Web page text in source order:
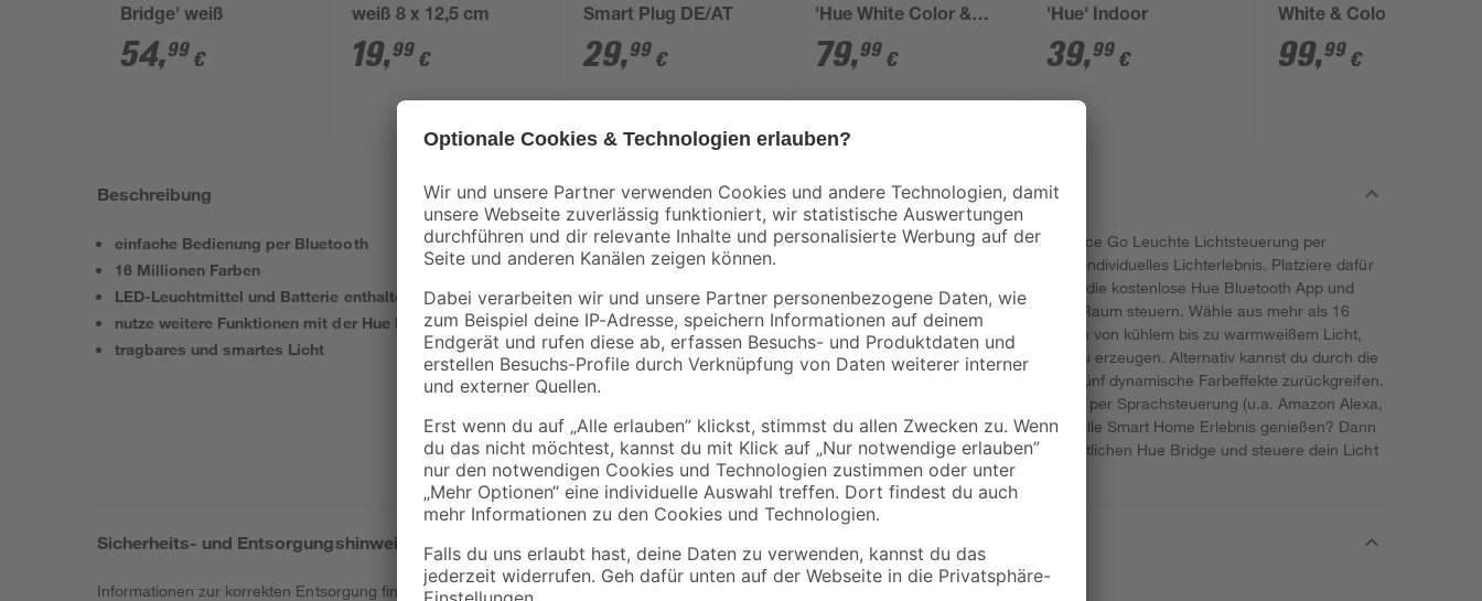
Bridge' weiß
54,99 €
weiß 8 x 12,5 cm
19,99 €
Smart Plug DE/AT
29,99 €
'Hue White Color &
Ambiance' Basis 2 m
1600 lm inkl. Netzteil
79,99 €
'Hue' Indoor
39,99 €
White & Color
Ambiance' Iris, weiß
99,99 €
Beschreibung
einfache Bedienung per Bluetooth
16 Millionen Farben
LED-Leuchtmittel und Batterie enthalten
nutze weitere Funktionen mit der Hue Bridge
tragbares und smartes Licht
Erlebe mit der Philips Hue White & Color Ambiance Go Leuchte Lichtsteuerung per
Knopfdruck und kreiere im Handumdrehen dein individuelles Lichterlebnis. Platziere dafür
die tragbare Hue Go nach Belieben, downloade die kostenlose Hue Bluetooth App und
schon kannst du das Licht problemlos in einem Raum steuern. Wähle aus mehr als 16
Millionen Farben und 50.000 Weißschattierungen von kühlem bis zu warmweißem Licht,
um für jeden Moment die passende Stimmung zu erzeugen. Alternativ kannst du durch die
Taste auf der Unterseite auf zwei statische und fünf dynamische Farbeffekte zurückgreifen.
Alle Hue Leuchten lassen sich auch komfortabel per Sprachsteuerung (u.a. Amazon Alexa,
Google Assistant) bedienen. Du möchtest das volle Smart Home Erlebnis genießen? Dann
erweitere dein Hue System mit der separat erhältlichen Hue Bridge und steuere dein Licht
im ganzen Zuhause oder von unterwegs.
Sicherheits- und Entsorgungshinweise
Informationen zur korrekten Entsorgung findest duhier.